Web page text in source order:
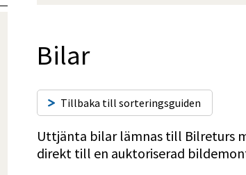
Bilar
Tillbaka till sorteringsguiden
Uttjänta bilar lämnas till Bilreturs
direkt till en auktoriserad